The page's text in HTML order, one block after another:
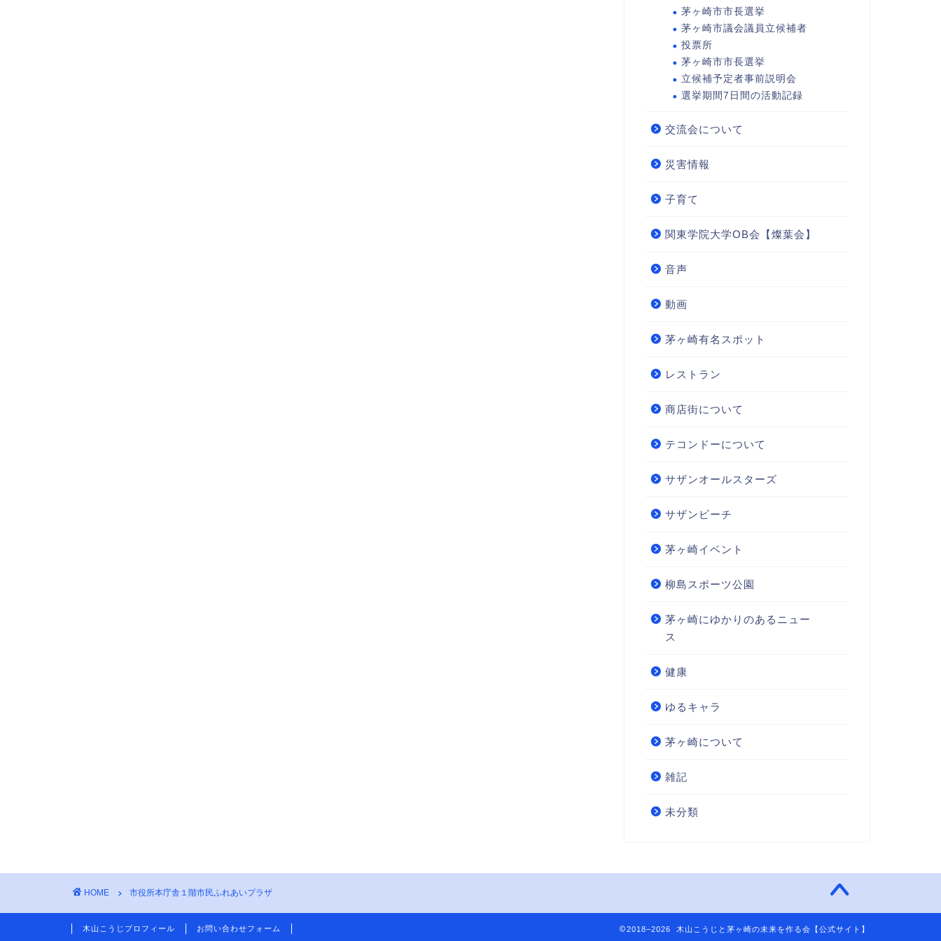
茅ヶ崎市市長選挙
茅ヶ崎市議会議員立候補者
投票所
茅ヶ崎市市長選挙
立候補予定者事前説明会
選挙期間7日間の活動記録
交流会について
災害情報
子育て
関東学院大学OB会【燦葉会】
音声
動画
茅ヶ崎有名スポット
レストラン
商店街について
テコンドーについて
サザンオールスターズ
サザンビーチ
茅ヶ崎イベント
柳島スポーツ公園
茅ヶ崎にゆかりのあるニュー
ス
健康
ゆるキャラ
茅ヶ崎について
雑記
未分類
HOME 市役所本庁舎１階市民ふれあいプラザ
木山こうじプロフィール お問い合わせフォーム 2018–2026 木山こうじと茅ヶ崎の未来を作る会【公式サイト】